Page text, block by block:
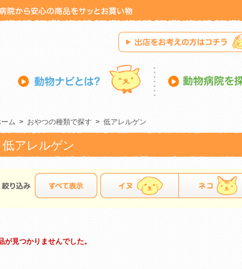
ム > おやつの種類で探す > 低アレルゲン
低アレルゲン
が見つかりませんでした。